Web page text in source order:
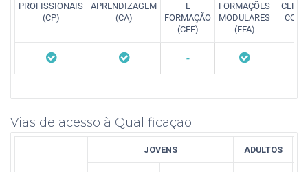
PROFISSIONAIS
(CP)
APRENDIZAGEM
(CA)
E
FORMAÇÃO
(CEF)
FORMAÇÕES
MODULARES
(EFA)
-
Vias de acesso à Qualificação
JOVENS ADULTOS